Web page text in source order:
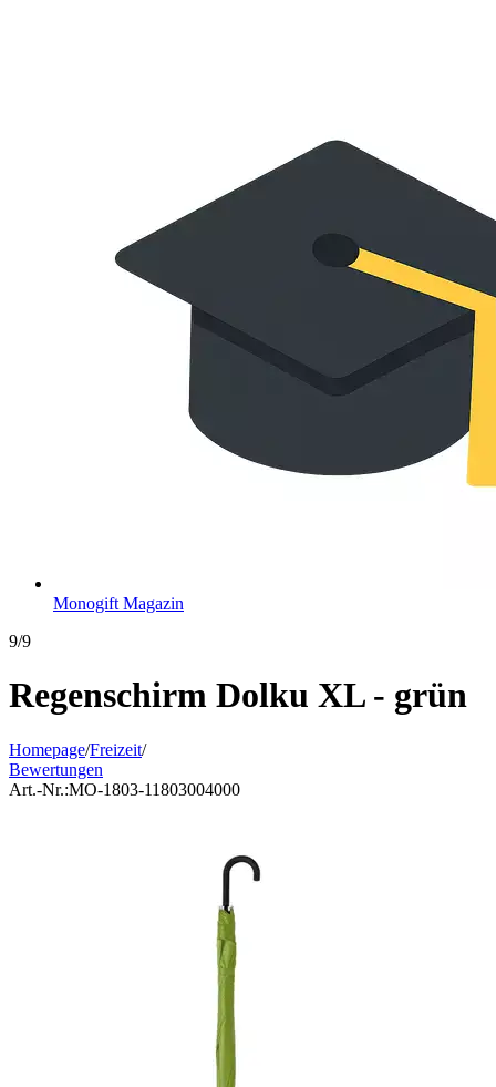
Monogift Magazin
9/9
Regenschirm Dolku XL - grün
Homepage/Freizeit/
Bewertungen
Art.-Nr.:MO-1803-11803004000